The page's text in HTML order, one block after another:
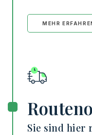
MEHR
Sie sind hier